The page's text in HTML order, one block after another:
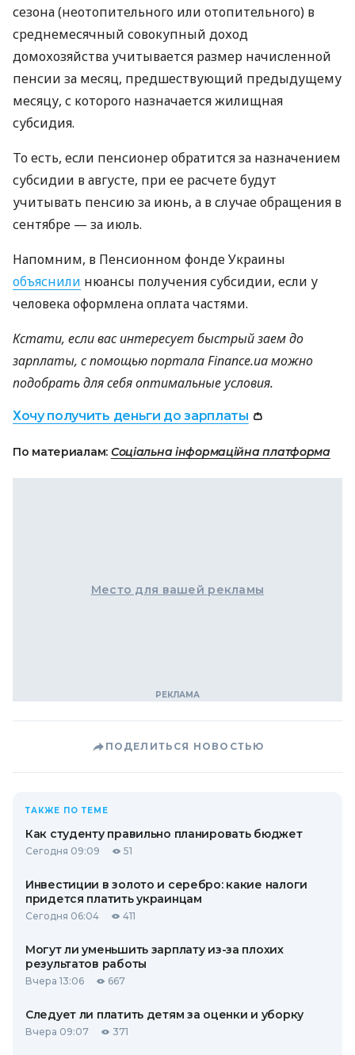
сезона (неотопительного или отопительного) в
среднемесячный совокупный доход
домохозяйства учитывается размер начисленной
пенсии за месяц, предшествующий предыдущему
месяцу, с которого назначается жилищная
субсидия.
То есть, если пенсионер обратится за назначением
субсидии в августе, при ее расчете будут
учитывать пенсию за июнь, а в случае обращения в
сентябре — за июль.
Напомним, в Пенсионном фонде Украины
объяснили нюансы получения субсидии, если у
человека оформлена оплата частями.
Кстати, если вас интересует быстрый заем до
зарплаты, с помощью портала Finance.ua можно
подобрать для себя оптимальные условия.
Хочу получить деньги до зарплаты 👛
По материалам: Соціальна інформаційна платформа
Место для вашей рекламы
ПОДЕЛИТЬСЯ НОВОСТЬЮ
ТАКЖЕ ПО ТЕМЕ
Как студенту правильно планировать бюджет
Сегодня 09:09 51
Инвестиции в золото и серебро: какие налоги
придется платить украинцам
Сегодня 06:04 411
Могут ли уменьшить зарплату из-за плохих
результатов работы
Вчера 13:06 667
Следует ли платить детям за оценки и уборку
Вчера 09:07 371